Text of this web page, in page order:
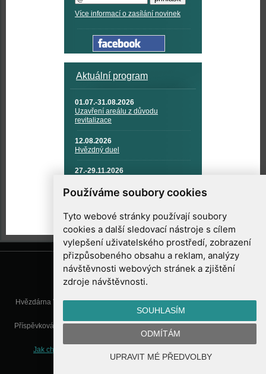
Používáme soubory cookies
Tyto webové stránky používají soubory
cookies a další sledovací nástroje s cílem
vylepšení uživatelského prostředí, zobrazení
přizpůsobeného obsahu a reklam, analýzy
návštěvnosti webových stránek a zjištění
zdroje návštěvnosti.
SOUHLASÍM
ODMÍTÁM
UPRAVIT MÉ PŘEDVOLBY
Více informací o zasílání novinek
Aktuální program
01.07.-31.08.2026
Uzavření areálu z důvodu
revitalizace
12.08.2026
Hvězdný duel
27.-29.11.2026
TECHNIKA A KOSMICKÉ
TECHNOLOGIE
Hvězdárna Valašské Meziříčí, příspěvková organizace, Vsetínská 78, 757
01 Valašské Meziříčí
Příspěvková organizace Zlínského kraje. Telefon:571 611 928, Mobil:777
info@astrovm.cz
Jak chráníme Vaše osobní údaje
WebConsult.cz